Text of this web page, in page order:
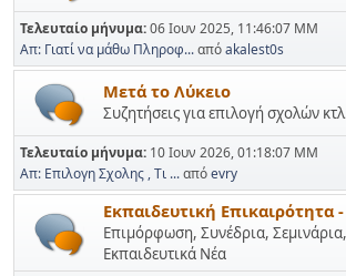
Τελευταίο μήνυμα:06 Ιουν 2025, 11:46:07 ΜΜ
Απ: Γιατί να μάθω Πληροφ...απόakalest0s
Μετά το Λύκειο
Συζητήσεις για επιλογή σχολών
Τελευταίο μήνυμα: 10 Ιουν 2026, 01:18:07 ΜΜ
Απ: Επιλογη Σχολης , Τι ...απόevry
Εκπαιδευτική Επικαιρότητα
Επιμόρφωση, Συνέδρια,
Εκπαιδευτικά Νέα